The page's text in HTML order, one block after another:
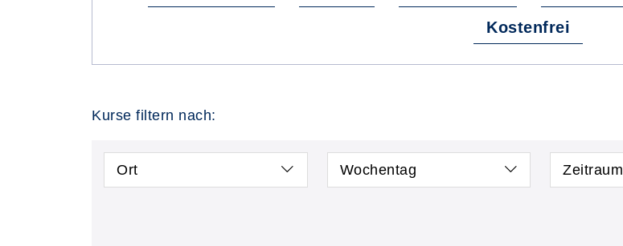
Kostenfrei
Kurse filtern nach:
Ort Wochentag Zeitraum